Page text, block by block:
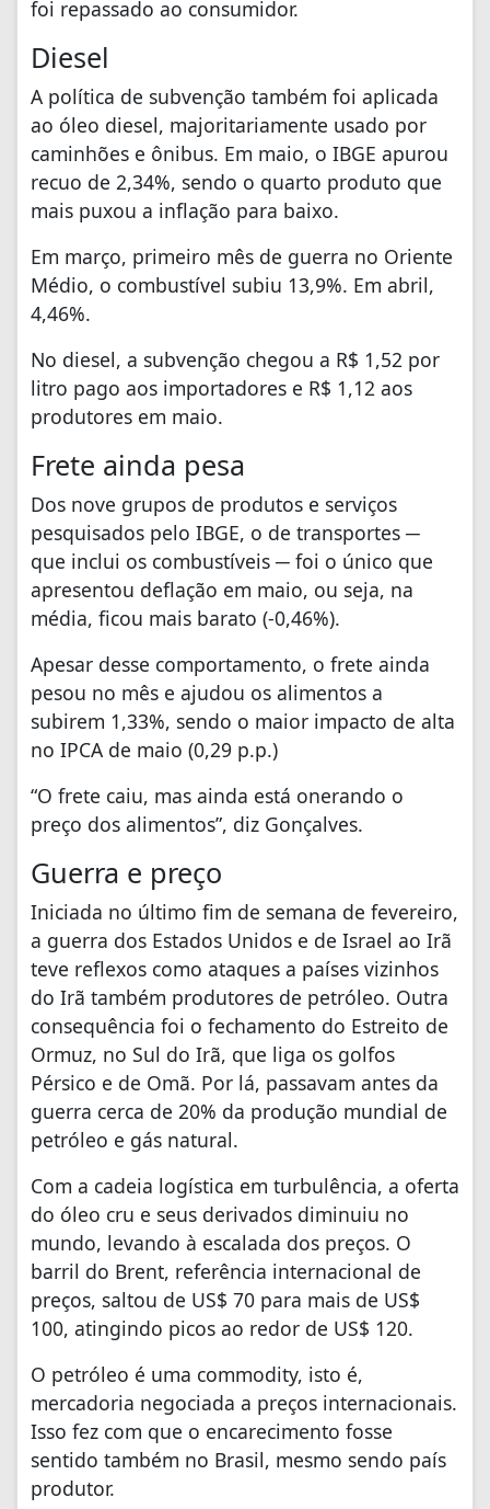
foi repassado ao consumidor.
Diesel
A política de subvenção também foi aplicada
ao óleo diesel, majoritariamente usado por
caminhões e ônibus. Em maio, o IBGE apurou
recuo de 2,34%, sendo o quarto produto que
mais puxou a inflação para baixo.
Em março, primeiro mês de guerra no Oriente
Médio, o combustível subiu 13,9%. Em abril,
4,46%.
No diesel, a subvenção chegou a R$ 1,52 por
litro pago aos importadores e R$ 1,12 aos
produtores em maio.
Frete ainda pesa
Dos nove grupos de produtos e serviços
pesquisados pelo IBGE, o de transportes ─
que inclui os combustíveis ─ foi o único que
apresentou deflação em maio, ou seja, na
média, ficou mais barato (-0,46%).
Apesar desse comportamento, o frete ainda
pesou no mês e ajudou os alimentos a
subirem 1,33%, sendo o maior impacto de alta
no IPCA de maio (0,29 p.p.)
“O frete caiu, mas ainda está onerando o
preço dos alimentos”, diz Gonçalves.
Guerra e preço
Iniciada no último fim de semana de fevereiro,
a guerra dos Estados Unidos e de Israel ao Irã
teve reflexos como ataques a países vizinhos
do Irã também produtores de petróleo. Outra
consequência foi o fechamento do Estreito de
Ormuz, no Sul do Irã, que liga os golfos
Pérsico e de Omã. Por lá, passavam antes da
guerra cerca de 20% da produção mundial de
petróleo e gás natural.
Com a cadeia logística em turbulência, a oferta
do óleo cru e seus derivados diminuiu no
mundo, levando à escalada dos preços. O
barril do Brent, referência internacional de
preços, saltou de US$ 70 para mais de US$
100, atingindo picos ao redor de US$ 120.
O petróleo é uma commodity, isto é,
mercadoria negociada a preços internacionais.
Isso fez com que o encarecimento fosse
sentido também no Brasil, mesmo sendo país
produtor.